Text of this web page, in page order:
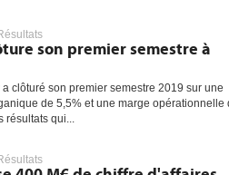
son premier semestre à
a clôturé son premier semestre 2019 sur une
de 5,5% et une marge opérationnelle
résultats qui...